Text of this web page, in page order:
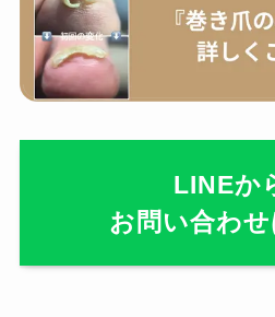
LINEか
お問い合わ